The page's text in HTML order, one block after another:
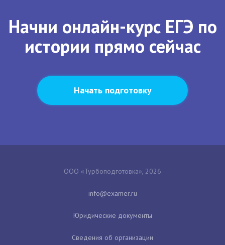
Начни онлайн-курс ЕГЭ по
истории прямо сейчас
Начать подготовку
ООО «Турбоподготовка», 2026
Юридические документы
Сведения об организации